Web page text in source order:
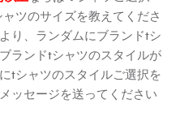
ツのサイズを教えてくださ
り、ランダムにブランドtシ
ランドtシャツのスタイルが
tシャツのスタイルご選択を
ッセージを送ってください